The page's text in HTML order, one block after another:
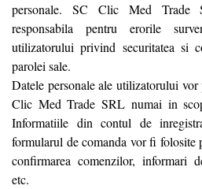
personale. SC Clic Med
responsabila pentru erorile
utilizatorului privind securitatea si
parolei sale.
Datele personale ale utilizatorului
Clic Med Trade SRL numai in
Informatiile din contul de
formularul de comanda vor fi
confirmarea comenzilor, informari
etc.